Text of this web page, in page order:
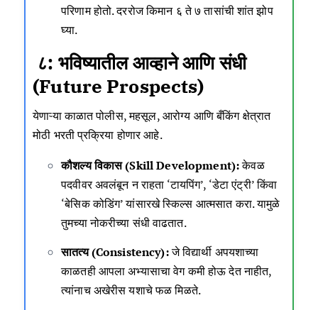
परिणाम होतो. दररोज किमान ६ ते ७ तासांची शांत झोप
घ्या.
८: भविष्यातील आव्हाने आणि संधी
(Future Prospects)
येणाऱ्या काळात पोलीस, महसूल, आरोग्य आणि बँकिंग क्षेत्रात
मोठी भरती प्रक्रिया होणार आहे.
कौशल्य विकास (Skill Development):केवळ
पदवीवर अवलंबून न राहता ‘टायपिंग’, ‘डेटा एंट्री’ किंवा
‘बेसिक कोडिंग’ यांसारखे स्किल्स आत्मसात करा. यामुळे
तुमच्या नोकरीच्या संधी वाढतात.
सातत्य (Consistency):जे विद्यार्थी अपयशाच्या
काळतही आपला अभ्यासाचा वेग कमी होऊ देत नाहीत,
त्यांनाच अखेरीस यशाचे फळ मिळते.